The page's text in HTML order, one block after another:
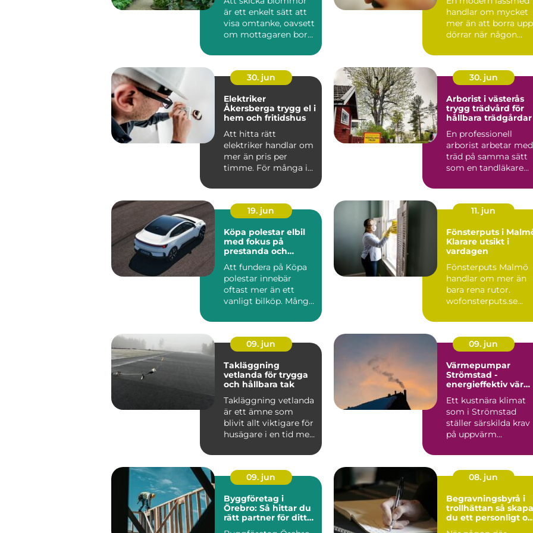
är ett enkelt sätt att
visa omtanke, oavsett
om mottagaren bor
handlar om mycket
mer än att borra upp
dörrar när någon
arbe...
30. jun
Elektriker
Åkersberga trygg el i
hem och fritidshus
Att hitta rätt
elektriker handlar om
mer än pris per
timme. För många i
förutsät...
30. jun
Arborist i västerås
trygg trädvård för
hållbara trädgårdar
En professionell
arborist arbetar med
träd på samma sätt
som en tandläkare
tid...
19. jun
Köpa polestar elbil
med fokus på
prestanda och
Att fundera på Köpa
polestar innebär
oftast mer än ett
vanligt bilköp. Många
...
11. jun
Fönsterputs i
Klarare utsikt i
vardagen
Fönsterputs Malmö
handlar om mer än
bara rena rutor.
wofonsterputs.se
09. jun
Takläggning
vetlanda för trygga
och hållbara tak
Takläggning vetlanda
är ett ämne som
blivit allt viktigare för
husägare i en tid med
09. jun
Värmepumpar
Strömstad -
energieffektiv
Ett kustnära klimat
som i Strömstad
ställer särskilda krav
på uppvärm...
09. jun
Byggföretag i
Örebro: Så hittar du
rätt partner för ditt
08. jun
Begravningsbyrå i
trollhättan så skapar
du ett personligt